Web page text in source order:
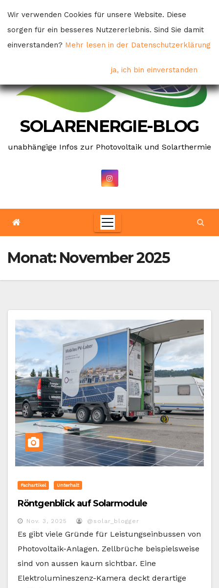
content
SOLARENERGIE-BLOG
unabhängige Infos zur Photovoltaik und Solarthermie
Monat: November 2025
Fachartikel Unterhalt
Röntgenblick auf Solarmodule
Nov. 3, 2025 @solar_blogger
Es gibt viele Gründe für Leistungseinbussen von
Photovoltaik-Anlagen. Zellbrüche beispielsweise
sind von aussen kaum sichtbar. Eine
Elektrolumineszenz-Kamera deckt derartige
Wir verwenden Cookies für unsere Website. Diese
sorgen für ein besseres Nutzererlebnis. Sind Sie damit
einverstanden? Mehr lesen in der Datenschutzerklärung
ja, ich bin einverstanden